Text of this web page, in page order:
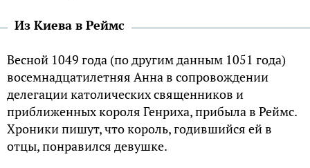
Из Киева в Реймс
Весной 1049 года (по другим данным 1051 года)
восемнадцатилетняя Анна в сопровождении
делегации католических священников и
приближенных короля Генриха, прибыла в Реймс.
Хроники пишут, что король, годившийся ей в
отцы, понравился девушке.